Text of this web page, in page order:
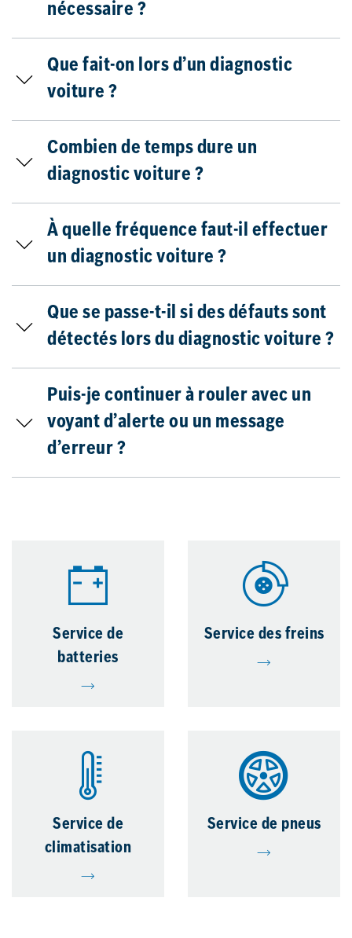
nécessaire ?
Que fait-on lors d’un diagnostic
voiture ?
Combien de temps dure un
diagnostic voiture ?
À quelle fréquence faut-il effectuer
un diagnostic voiture ?
Que se passe-t-il si des défauts sont
détectés lors du diagnostic voiture ?
Puis-je continuer à rouler avec un
voyant d’alerte ou un message
d’erreur ?
Service de
batteries
Service des freins
Service de
climatisation
Service de pneus